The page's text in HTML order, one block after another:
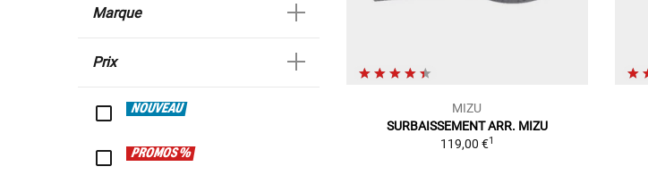
Marque
Prix
NOUVEAU
PROMOS %
MIZU
SURBAISSEMENT ARR. MIZU
119,00 €1